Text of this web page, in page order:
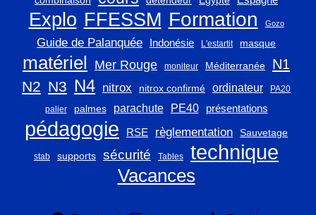
Explo FFESSM Formation Gozo
Guide de Palanquée Indonésie L'estartit masque
matériel Mer Rouge moniteur Méditerranée N1
N2 N3 N4 nitrox nitrox confirmé ordinateur PA20
palier palmes parachute PE40 présentations
pédagogie RSE règlementation Sauvetage
stab supports sécurité Tables technique
Vacances